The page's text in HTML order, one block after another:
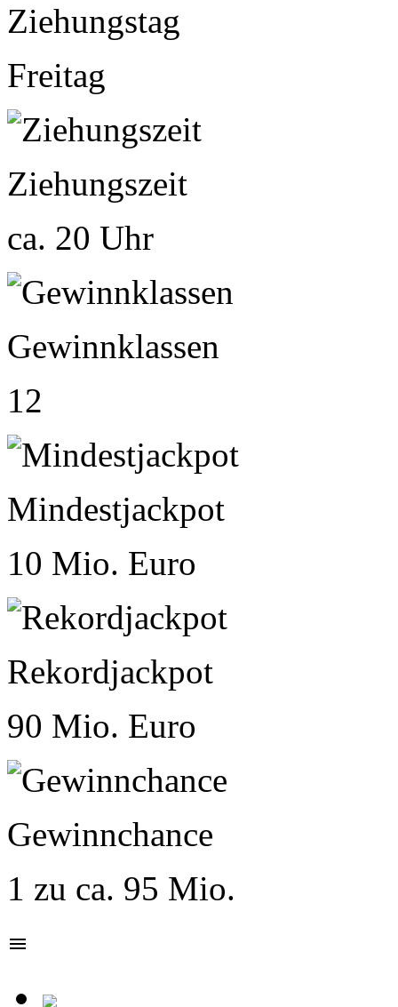
Ziehungstag
Freitag
Ziehungszeit
ca. 20 Uhr
Gewinnklassen
12
Mindestjackpot
10 Mio. Euro
Rekordjackpot
90 Mio. Euro
Gewinnchance
1 zu ca. 95 Mio.
menu